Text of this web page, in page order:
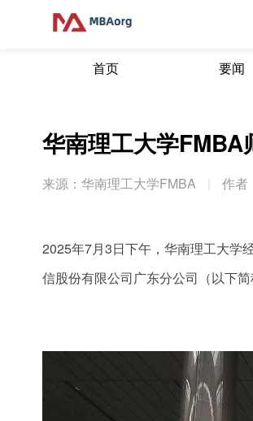
首页 要闻
华南理工大学FMBA
来源：华南理工大学FMBA 作者
2025年7月3日下午，华南理工大学
信股份有限公司广东分公司（以下简